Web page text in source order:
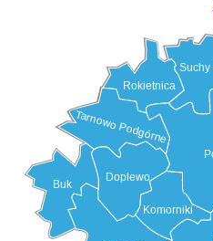
Rokietnica
Suchy
Komorniki
Doplewo
Buk
Tarnowo Podgórne